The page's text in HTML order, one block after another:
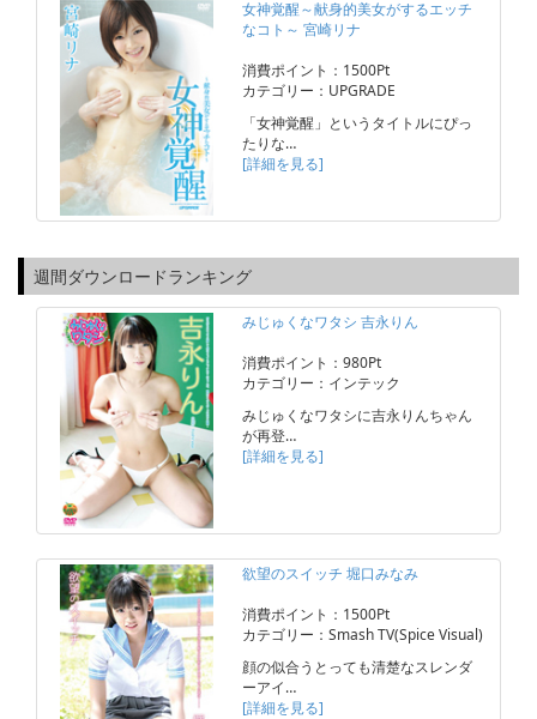
女神覚醒～献身的美女がするエッチ
なコト～ 宮崎リナ
消費ポイント：1500Pt
カテゴリー：UPGRADE
「女神覚醒」というタイトルにぴっ
たりな…
[詳細を見る]
週間ダウンロードランキング
みじゅくなワタシ 吉永りん
消費ポイント：980Pt
カテゴリー：インテック
みじゅくなワタシに吉永りんちゃん
が再登…
[詳細を見る]
欲望のスイッチ 堀口みなみ
消費ポイント：1500Pt
カテゴリー：Smash TV(Spice Visual)
顔の似合うとっても清楚なスレンダ
ーアイ…
[詳細を見る]